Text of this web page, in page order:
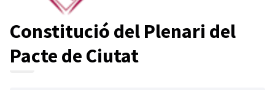
Constitució del Plenari del
Pacte de Ciutat